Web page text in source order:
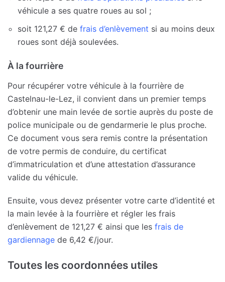
véhicule a ses quatre roues au sol ;
soit 121,27 € de frais d’enlèvement si au moins deux
roues sont déjà soulevées.
À la fourrière
Pour récupérer votre véhicule à la fourrière de
Castelnau-le-Lez, il convient dans un premier temps
d’obtenir une main levée de sortie auprès du poste de
police municipale ou de gendarmerie le plus proche.
Ce document vous sera remis contre la présentation
de votre permis de conduire, du certificat
d’immatriculation et d’une attestation d’assurance
valide du véhicule.
Ensuite, vous devez présenter votre carte d’identité et
la main levée à la fourrière et régler les frais
d’enlèvement de 121,27 € ainsi que les frais de
gardiennage de 6,42 €/jour.
Toutes les coordonnées utiles